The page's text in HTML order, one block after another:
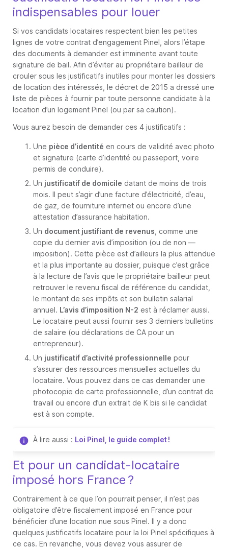
indispensables pour louer
Si vos candidats locataires respectent bien les petites
lignes de votre contrat d’engagement Pinel, alors l’étape
des documents à demander est imminente avant toute
signature de bail. Afin d’éviter au propriétaire bailleur de
crouler sous les justificatifs inutiles pour monter les dossiers
de location des intéressés, le décret de 2015 a dressé une
liste de pièces à fournir par toute personne candidate à la
location d’un logement Pinel (ou par sa caution).
Vous aurez besoin de demander ces 4 justificatifs :
Une pièce d’identité en cours de validité avec photo
et signature (carte d’identité ou passeport, voire
permis de conduire).
Un justificatif de domicile datant de moins de trois
mois. Il peut s’agir d’une facture d’électricité, d’eau,
de gaz, de fourniture internet ou encore d’une
attestation d’assurance habitation.
Un document justifiant de revenus, comme une
copie du dernier avis d’imposition (ou de non —
imposition). Cette pièce est d’ailleurs la plus attendue
et la plus importante au dossier, puisque c’est grâce
à la lecture de l’avis que le propriétaire bailleur peut
retrouver le revenu fiscal de référence du candidat,
le montant de ses impôts et son bulletin salarial
annuel. L’avis d’imposition N-2 est à réclamer aussi.
Le locataire peut aussi fournir ses 3 derniers bulletins
de salaire (ou déclarations de CA pour un
entrepreneur).
Un justificatif d’activité professionnelle pour
s’assurer des ressources mensuelles actuelles du
locataire. Vous pouvez dans ce cas demander une
photocopie de carte professionnelle, d’un contrat de
travail ou encore d’un extrait de K bis si le candidat
est à son compte.
À lire aussi : Loi Pinel, le guide complet !
Et pour un candidat-locataire
imposé hors France ?
Contrairement à ce que l’on pourrait penser, il n’est pas
obligatoire d’être fiscalement imposé en France pour
bénéficier d’une location nue sous Pinel. Il y a donc
quelques justificatifs locataire pour la loi Pinel spécifiques à
ce cas. En revanche, vous devez vous assurer de